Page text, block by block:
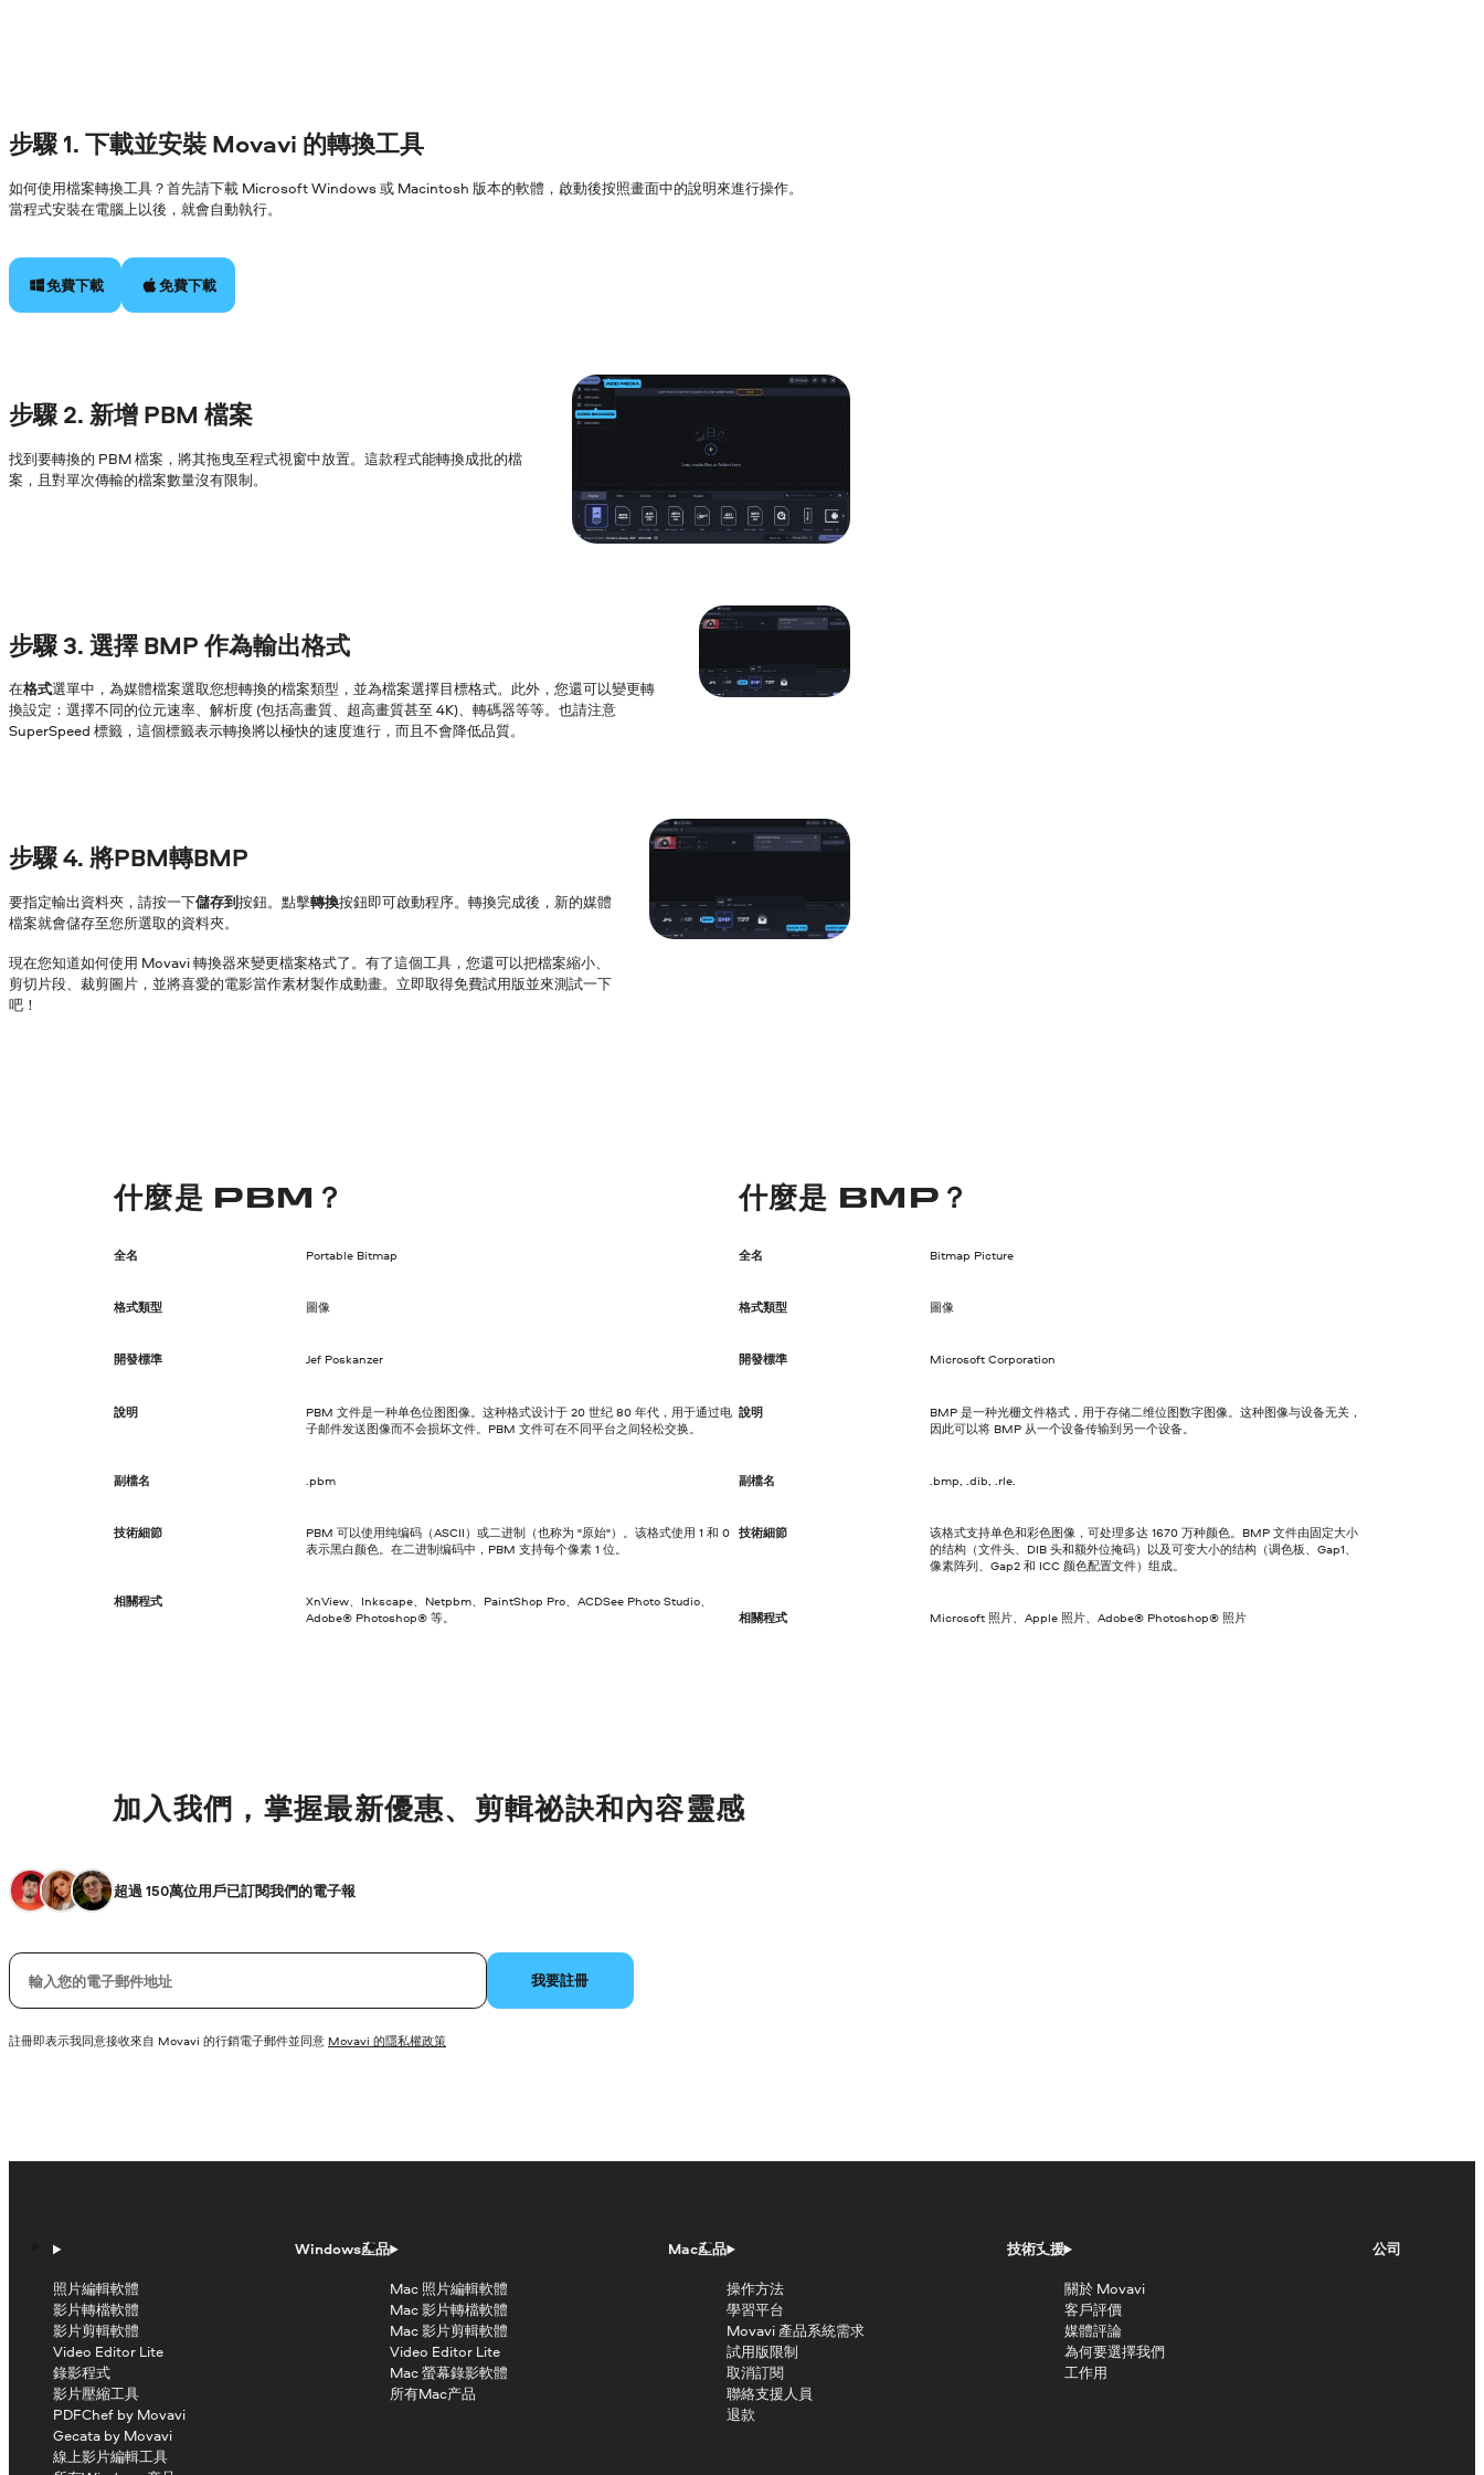
步驟 1. 下載並安裝 Movavi 的轉換工具
如何使用檔案轉換工具？首先請下載 Microsoft Windows 或 Macintosh 版本的軟體，啟動後按照畫面中的說明來進行操作。
當程式安裝在電腦上以後，就會自動執行。
免費下載 免費下載
步驟 2. 新增 PBM 檔案
找到要轉換的 PBM 檔案，將其拖曳至程式視窗中放置。這款程式能轉換成批的檔
案，且對單次傳輸的檔案數量沒有限制。
步驟 3. 選擇 BMP 作為輸出格式
在格式選單中，為媒體檔案選取您想轉換的檔案類型，並為檔案選擇目標格式。此外，您還可以變更轉
換設定：選擇不同的位元速率、解析度 (包括高畫質、超高畫質甚至 4K)、轉碼器等等。也請注意
SuperSpeed 標籤，這個標籤表示轉換將以極快的速度進行，而且不會降低品質。
步驟 4. 將PBM轉BMP
要指定輸出資料夾，請按一下儲存到按鈕。點擊轉換按鈕即可啟動程序。轉換完成後，新的媒體
檔案就會儲存至您所選取的資料夾。
現在您知道如何使用 Movavi 轉換器來變更檔案格式了。有了這個工具，您還可以把檔案縮小、
剪切片段、裁剪圖片，並將喜愛的電影當作素材製作成動畫。立即取得免費試用版並來測試一下
吧！
什麼是 PBM？
全名 Portable Bitmap
格式類型 圖像
開發標準 Jef Poskanzer
說明
PBM 文件是一种单色位图图像。这种格式设计于 20 世纪 80 年代，用于通过电
子邮件发送图像而不会损坏文件。PBM 文件可在不同平台之间轻松交换。
副檔名 .pbm
技術細節
PBM 可以使用纯编码（ASCII）或二进制（也称为 "原始"）。该格式使用 1 和 0
表示黑白颜色。在二进制编码中，PBM 支持每个像素 1 位。
相關程式
XnView、Inkscape、Netpbm、PaintShop Pro、ACDSee Photo Studio、
Adobe® Photoshop® 等。
什麼是 BMP？
全名 Bitmap Picture
格式類型 圖像
開發標準 Microsoft Corporation
說明
BMP 是一种光栅文件格式，用于存储二维位图数字图像。这种图像与设备无关，
因此可以将 BMP 从一个设备传输到另一个设备。
副檔名 .bmp, .dib, .rle.
技術細節
该格式支持单色和彩色图像，可处理多达 1670 万种颜色。BMP 文件由固定大小
的结构（文件头、DIB 头和额外位掩码）以及可变大小的结构（调色板、Gap1、
像素阵列、Gap2 和 ICC 颜色配置文件）组成。
相關程式 Microsoft 照片、Apple 照片、Adobe® Photoshop® 照片
加入我們，掌握最新優惠、剪輯祕訣和內容靈感
超過 150萬位用戶已訂閱我們的電子報
您的電子郵件 我要註冊
註冊即表示我同意接收來自 Movavi 的行銷電子郵件並同意 Movavi 的隱私權政策
Windows產品
照片編輯軟體
影片轉檔軟體
影片剪輯軟體
Video Editor Lite
錄影程式
影片壓縮工具
PDFChef by Movavi
Gecata by Movavi
線上影片編輯工具
Mac產品
Mac 照片編輯軟體
Mac 影片轉檔軟體
Mac 影片剪輯軟體
Video Editor Lite
Mac 螢幕錄影軟體
所有Mac产品
技術支援
操作方法
學習平台
Movavi 產品系統需求
試用版限制
取消訂閱
聯絡支援人員
退款
公司
關於 Movavi
客戶評價
媒體評論
為何要選擇我們
工作用